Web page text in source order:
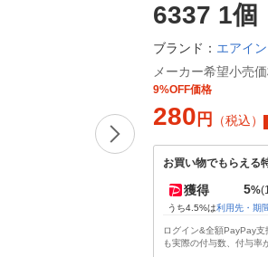
6337 1個
ブランド： エアイン
メーカー希望小売価
9%OFF価格
280 円 （税込）
お買い物でもらえる
獲得 5%
うち4.5%は利用先・期
ログイン&全額PayPay
も実際の付与数、付与率